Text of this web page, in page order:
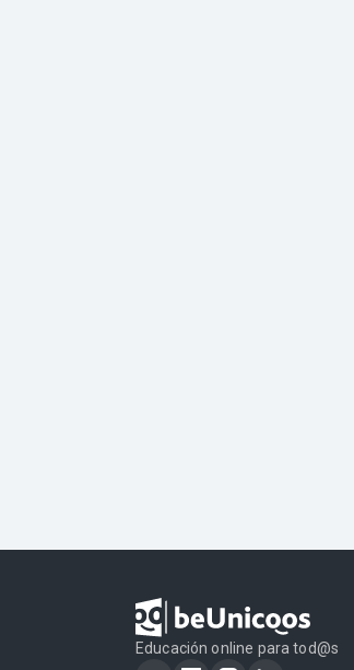
Educación online para tod@s